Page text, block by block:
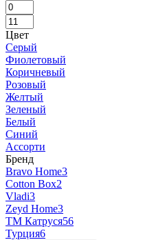
Цвет
Серый
Фиолетовый
Коричневый
Розовый
Желтый
Зеленый
Белый
Синий
Ассорти
Бренд
Bravo Home3
Cotton Box2
Vladi3
Zeyd Home3
ТМ Катруся56
Турция6